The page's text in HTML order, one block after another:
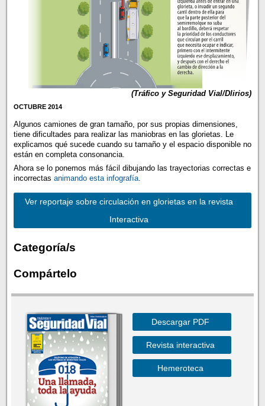
(Tráfico y Seguridad Vial/Dlirios)
OCTUBRE 2014
Algunos camiones de gran tamaño, por sus propias dimensiones,
tiene dificultades para realizar las maniobras en las glorietas. Le
explicamos qué sucede cuando su tamaño y el espacio disponible no
están en completa consonancia.
Ahora se lo ponemos más fácil dibujando las trayectorias correctas e
incorrectas animando esta infografía.
Ver reportaje sobre circulación en glorietas en la revista
Interactiva
Categoría/s
Compártelo
Descargar PDF
Revista interactiva
Hemeroteca